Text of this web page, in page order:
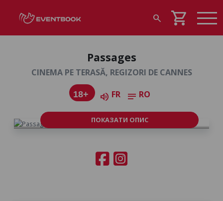
search shopping_cart
Passages
CINEMA PE TERASĂ, REGIZORI DE CANNES
18+ volume_up FR notes RO
ПОКАЗАТИ ОПИС